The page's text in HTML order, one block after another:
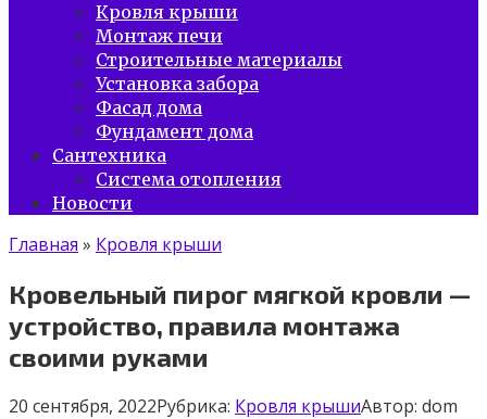
Кровля крыши
Монтаж печи
Строительные материалы
Установка забора
Фасад дома
Фундамент дома
Сантехника
Система отопления
Новости
Главная » Кровля крыши
Кровельный пирог мягкой кровли —
устройство, правила монтажа
своими руками
20 сентября, 2022Рубрика: Кровля крышиАвтор: dom